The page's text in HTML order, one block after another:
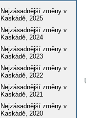
Nejzásadnější změny v
Kaskádě, 2025
Nejzásadnější změny v
Kaskádě, 2024
Nejzásadnější změny v
Kaskádě, 2023
Nejzásadnější změny v
Kaskádě, 2022
Nejzásadnější změny v
Kaskádě, 2021
Nejzásadnější změny v
Kaskádě, 2020